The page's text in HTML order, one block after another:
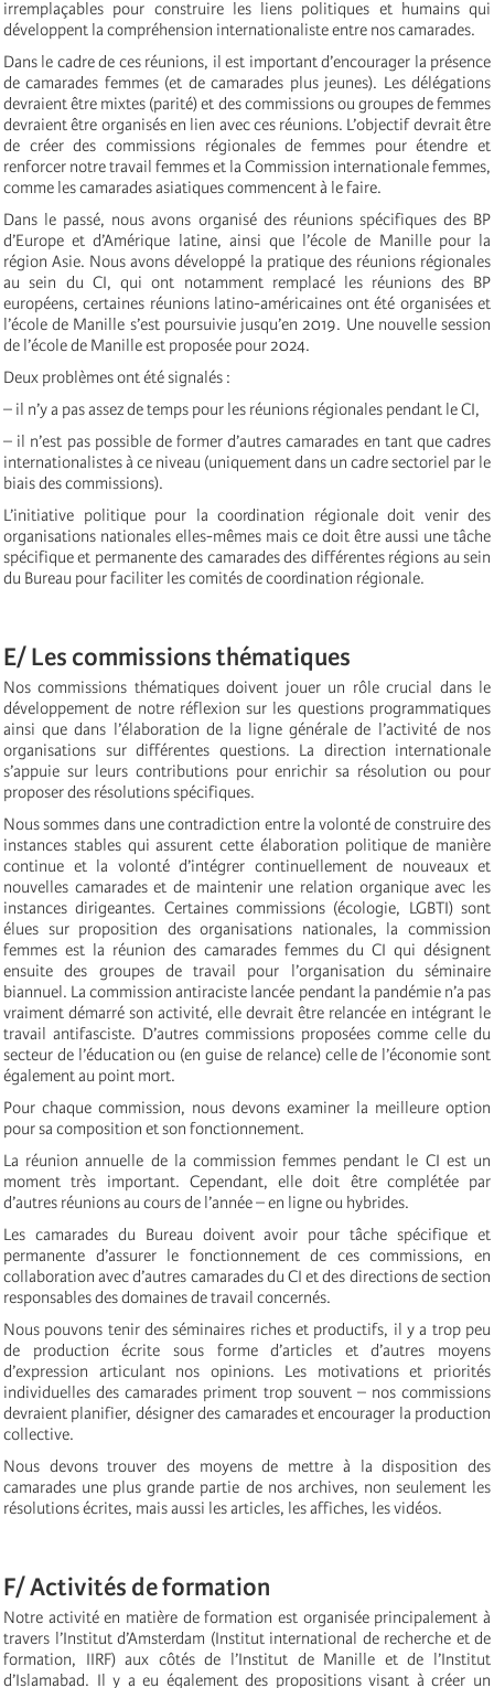
irremplaçables pour construire les liens politiques et humains qui
développent la compréhension internationaliste entre nos camarades.
Dans le cadre de ces réunions, il est important d’encourager la présence
de camarades femmes (et de camarades plus jeunes). Les délégations
devraient être mixtes (parité) et des commissions ou groupes de femmes
devraient être organisés en lien avec ces réunions. L’objectif devrait être
de créer des commissions régionales de femmes pour étendre et
renforcer notre travail femmes et la Commission internationale femmes,
comme les camarades asiatiques commencent à le faire.
Dans le passé, nous avons organisé des réunions spécifiques des BP
d’Europe et d’Amérique latine, ainsi que l’école de Manille pour la
région Asie. Nous avons développé la pratique des réunions régionales
au sein du CI, qui ont notamment remplacé les réunions des BP
européens, certaines réunions latino-américaines ont été organisées et
l’école de Manille s’est poursuivie jusqu’en 2019. Une nouvelle session
de l’école de Manille est proposée pour 2024.
Deux problèmes ont été signalés :
– il n’y a pas assez de temps pour les réunions régionales pendant le CI,
– il n’est pas possible de former d’autres camarades en tant que cadres
internationalistes à ce niveau (uniquement dans un cadre sectoriel par le
biais des commissions).
L’initiative politique pour la coordination régionale doit venir des
organisations nationales elles-mêmes mais ce doit être aussi une tâche
spécifique et permanente des camarades des différentes régions au sein
du Bureau pour faciliter les comités de coordination régionale.
E/ Les commissions thématiques
Nos commissions thématiques doivent jouer un rôle crucial dans le
développement de notre réflexion sur les questions programmatiques
ainsi que dans l’élaboration de la ligne générale de l’activité de nos
organisations sur différentes questions. La direction internationale
s’appuie sur leurs contributions pour enrichir sa résolution ou pour
proposer des résolutions spécifiques.
Nous sommes dans une contradiction entre la volonté de construire des
instances stables qui assurent cette élaboration politique de manière
continue et la volonté d’intégrer continuellement de nouveaux et
nouvelles camarades et de maintenir une relation organique avec les
instances dirigeantes. Certaines commissions (écologie, LGBTI) sont
élues sur proposition des organisations nationales, la commission
femmes est la réunion des camarades femmes du CI qui désignent
ensuite des groupes de travail pour l’organisation du séminaire
biannuel. La commission antiraciste lancée pendant la pandémie n’a pas
vraiment démarré son activité, elle devrait être relancée en intégrant le
travail antifasciste. D’autres commissions proposées comme celle du
secteur de l’éducation ou (en guise de relance) celle de l’économie sont
également au point mort.
Pour chaque commission, nous devons examiner la meilleure option
pour sa composition et son fonctionnement.
La réunion annuelle de la commission femmes pendant le CI est un
moment très important. Cependant, elle doit être complétée par
d’autres réunions au cours de l’année – en ligne ou hybrides.
Les camarades du Bureau doivent avoir pour tâche spécifique et
permanente d’assurer le fonctionnement de ces commissions, en
collaboration avec d’autres camarades du CI et des directions de section
responsables des domaines de travail concernés.
Nous pouvons tenir des séminaires riches et productifs, il y a trop peu
de production écrite sous forme d’articles et d’autres moyens
d’expression articulant nos opinions. Les motivations et priorités
individuelles des camarades priment trop souvent – nos commissions
devraient planifier, désigner des camarades et encourager la production
collective.
Nous devons trouver des moyens de mettre à la disposition des
camarades une plus grande partie de nos archives, non seulement les
résolutions écrites, mais aussi les articles, les affiches, les vidéos.
F/ Activités de formation
Notre activité en matière de formation est organisée principalement à
travers l’Institut d’Amsterdam (Institut international de recherche et de
formation, IIRF) aux côtés de l’Institut de Manille et de l’Institut
d’Islamabad. Il y a eu également des propositions visant à créer un